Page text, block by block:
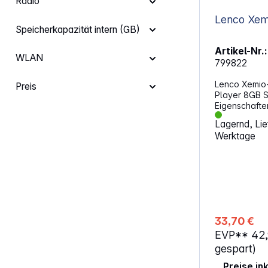
Speicherkapazität intern (GB)
WLAN
Preis
Artikel-Nr.:
799822
Lenco
Player 8GB
MP4-Player
abgespielt
MP4-Player
Platz für
Musik. Diese
großen TFT-
werden.
Lagernd,
Werktage
33,70 €
EVP**
gespart)